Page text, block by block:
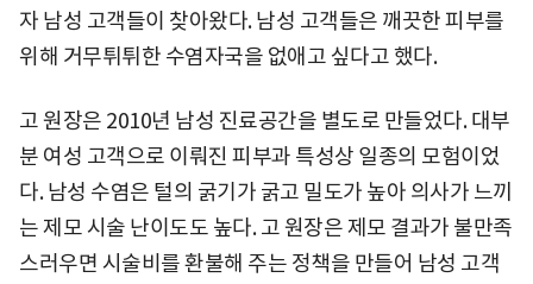
자 남성 고객들이 찾아왔다. 남성 고객들은 깨끗한 피부를
위해 거무튀튀한 수염자국을 없애고 싶다고 했다.
고 원장은 2010년 남성 진료공간을 별도로 만들었다. 대부
분 여성 고객으로 이뤄진 피부과 특성상 일종의 모험이었
다. 남성 수염은 털의 굵기가 굵고 밀도가 높아 의사가 느끼
는 제모 시술 난이도도 높다. 고 원장은 제모 결과가 불만족
스러우면 시술비를 환불해 주는 정책을 만들어 남성 고객